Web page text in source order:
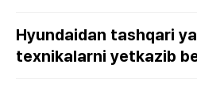
Hyundaidan tashqari
texnikalarni yetkazib